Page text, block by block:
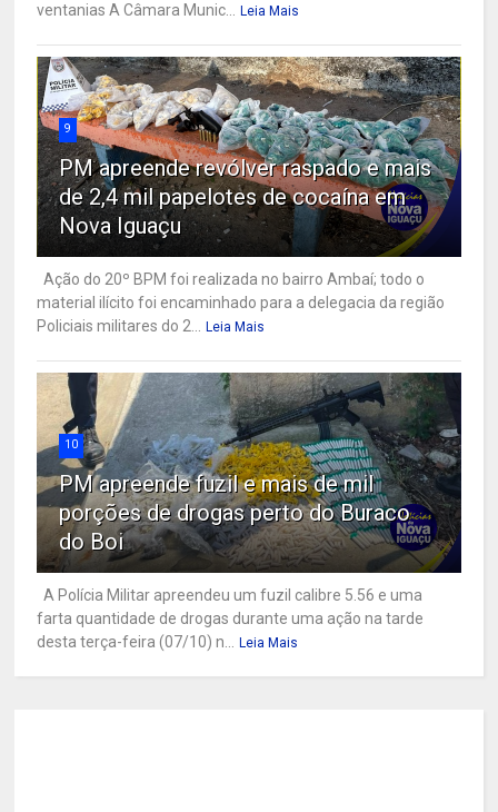
ventanias A Câmara Munic... Leia Mais
9
PM apreende revólver raspado e mais
de 2,4 mil papelotes de cocaína em
Nova Iguaçu
Ação do 20º BPM foi realizada no bairro Ambaí; todo o
material ilícito foi encaminhado para a delegacia da região
Policiais militares do 2... Leia Mais
10
PM apreende fuzil e mais de mil
porções de drogas perto do Buraco
do Boi
A Polícia Militar apreendeu um fuzil calibre 5.56 e uma
farta quantidade de drogas durante uma ação na tarde
desta terça-feira (07/10) n... Leia Mais